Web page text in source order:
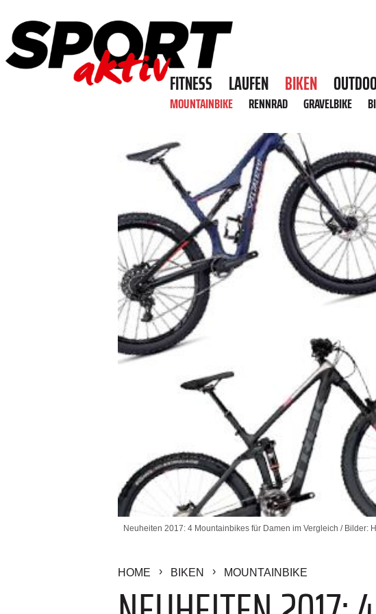
FITNESS LAUFEN BIKEN
MOUNTAINBIKE RENNRAD GRAVELBIKE
Neuheiten 2017: 4 Mountainbikes für Damen im Vergleich / Bilder:
HOME BIKEN MOUNTAINBIKE